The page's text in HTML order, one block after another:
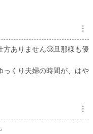
︙
方ありません🥲旦那様も優
っくり夫婦の時間が、はや
︙